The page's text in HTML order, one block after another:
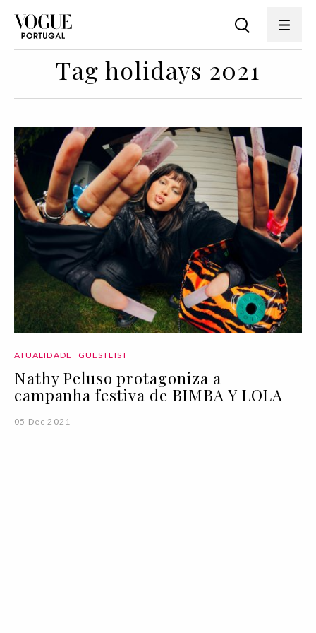
Tag holidays 2021
ATUALIDADE GUESTLIST
Nathy Peluso protagoniza a
campanha festiva de BIMBA Y LOLA
05 Dec 2021